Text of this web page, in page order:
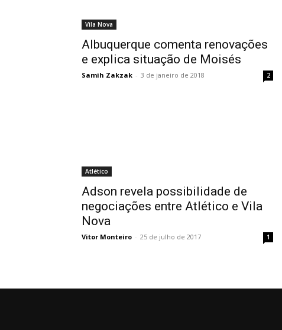
Vila Nova
Albuquerque comenta renovações
e explica situação de Moisés
Samih Zakzak - 3 de janeiro de 2018 2
Atlético
Adson revela possibilidade de
negociações entre Atlético e Vila
Nova
Vitor Monteiro - 25 de julho de 2017 1